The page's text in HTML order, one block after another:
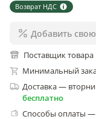
Возврат НДС
Добавить
Поставщик товара
Минимальный
Доставка—
бесплатно
Способы оплаты —